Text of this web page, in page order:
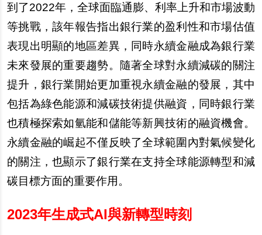
到了2022年，全球面臨通膨、利率上升和市場波動
等挑戰，該年報告指出銀行業的盈利性和市場估值
表現出明顯的地區差異，同時永續金融成為銀行業
未來發展的重要趨勢。隨著全球對永續減碳的關注
提升，銀行業開始更加重視永續金融的發展，其中
包括為綠色能源和減碳技術提供融資，同時銀行業
也積極探索如氫能和儲能等新興技術的融資機會。
永續金融的崛起不僅反映了全球範圍內對氣候變化
的關注，也顯示了銀行業在支持全球能源轉型和減
碳目標方面的重要作用。
2023年生成式AI與新轉型時刻